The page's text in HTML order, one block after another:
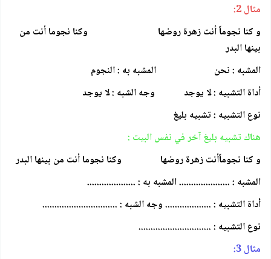
مثال 2:
و كنا نجوماً أنت زهرة روضها وكنا نجوما أنت من
بينها البدر
المشبه : نحن المشبه به : النجوم
أداة التشبيه : لا يوجد وجه الشبه : لا يوجد
نوع التشبيه : تشبيه بليغ
هناك تشبيه بليغ آخر في نفس البيت :
و كنا نجوماًأنت زهرة روضها وكنا نجوما أنت من بينها البدر
المشبه : ..................... المشبه به : ....................
أداة التشبيه : ................... وجه الشبه : ...............................
نوع التشبيه : ..............................
مثال 3: